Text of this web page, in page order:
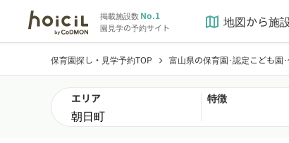
掲載施設数No.1
園見学の予約サイト map 地図から施
保育園探し・見学予約TOP chevron_right 富山県の保育園･認定こども園
エリア 特徴